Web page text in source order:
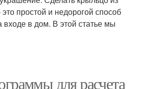
простой и недорогой способ
входе в дом. В этой статье мы
для расчета